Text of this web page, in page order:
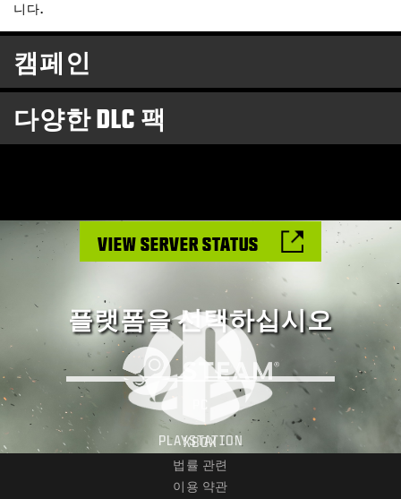
니다.
캠페인
다양한 DLC 팩
VIEW SERVER STATUS
플랫폼을 선택하십시오
PLAYSTATION
XBOX
법률 관련
이용 약관